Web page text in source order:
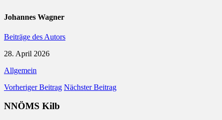
Johannes Wagner
Beiträge des Autors
28. April 2026
Allgemein
Vorheriger Beitrag Nächster Beitrag
NNÖMS Kilb